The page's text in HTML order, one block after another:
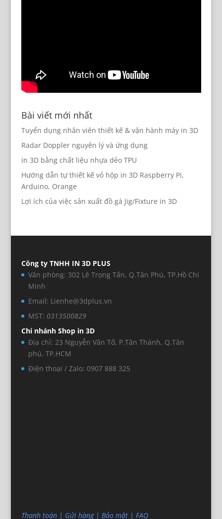
Bài viết mới nhất
Tuyển dụng nhân viên thiết kế & vận hành máy in 3D
Radar Doppler nguyên lý và ứng dụng
in 3D bằng chất liệu nhựa dẻo TPU
Hướng dẫn tự thiết kế vỏ hộp in 3D Raspberry Pi,
Arduino, Orange
Lợi ích của việc sản xuất đồ gá Jig/Fixture in 3D
Công ty TNHH IN 3D PLUS
Văn phòng: 302 Lê Trọng Tấn, Q.Tân Phú, TP.Hồ Chí
Minh
Email: Lienhe@3dplus.vn
MST: 0313500829
Chi nhánh Shop in 3D
Địa chỉ: 23 Nguyễn Văn Tố, P.Tân Thành, Q.Tân
phú, TP.HCM
Điện thoại / Zalo: 0907 888 325
Thanh toán| Gửi hàng| Bảo mật| FAQ